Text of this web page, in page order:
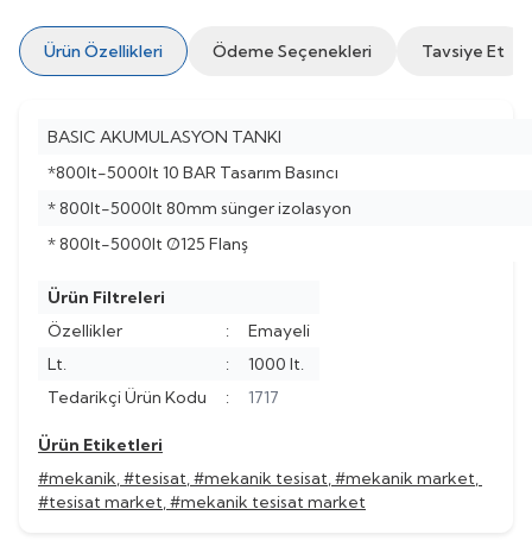
Ürün Özellikleri Ödeme Seçenekleri Tavsiye Et
BASIC AKUMULASYON TANKI
*800lt-5000lt 10 BAR Tasarım Basıncı
* 800lt-5000lt 80mm sünger izolasyon
* 800lt-5000lt Ø125 Flanş
Ürün Filtreleri
Özellikler
:
Emayeli
Lt.
:
1000 lt.
Tedarikçi Ürün Kodu
: 1717
Ürün Etiketleri
#mekanik,#tesisat,#mekanik tesisat,#mekanik market,
#tesisat market,#mekanik tesisat market